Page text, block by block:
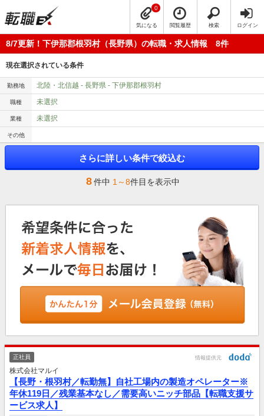
気になる
0
閲覧履歴 検索 ログイン
8/7更新！下伊那郡根羽村（長野県）の転職・求人情報 8件
現在選択されている条件
勤務地 北陸・北信越 - 長野県 - 下伊那郡根羽村
職種 未選択
業種 未選択
その他
さらに詳しい条件で絞込む
8件中 1～8件目を表示中
正社員 情報提供元
株式会社マルイ
【長野・根羽村／転勤無】自社工場内の製造オペレーター※
年休119日／残業基本なし／需要高いニッチ部品【転職支援サ
ービス求人】